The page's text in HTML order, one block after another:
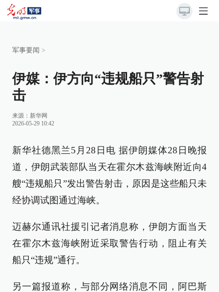
军事要闻 >
伊媒：伊方向“违规船只”警告射
击
来源： 新华网
2026-05-29 10:42
新华社德黑兰5月28日电 据伊朗媒体28日晚报
道，伊朗武装部队当天在霍尔木兹海峡附近向4
艘“违规船只”发出警告射击，原因是这些船只未
经协调试图通过海峡。
迈赫尔通讯社援引记者消息称，伊朗方面当天
在霍尔木兹海峡附近采取警告行动，阻止有关
船只“违规”通行。
另一篇报道称，与部分网络消息不同，阿巴斯